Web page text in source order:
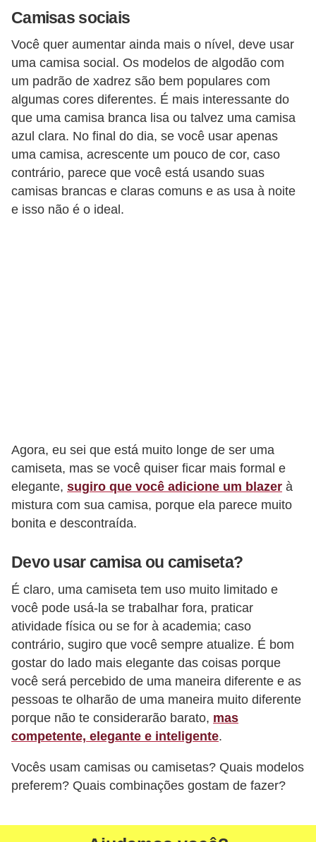
Camisas sociais
Você quer aumentar ainda mais o nível, deve usar
uma camisa social. Os modelos de algodão com
um padrão de xadrez são bem populares com
algumas cores diferentes. É mais interessante do
que uma camisa branca lisa ou talvez uma camisa
azul clara. No final do dia, se você usar apenas
uma camisa, acrescente um pouco de cor, caso
contrário, parece que você está usando suas
camisas brancas e claras comuns e as usa à noite
e isso não é o ideal.
Agora, eu sei que está muito longe de ser uma
camiseta, mas se você quiser ficar mais formal e
elegante, sugiro que você adicione um blazer à
mistura com sua camisa, porque ela parece muito
bonita e descontraída.
Devo usar camisa ou camiseta?
É claro, uma camiseta tem uso muito limitado e
você pode usá-la se trabalhar fora, praticar
atividade física ou se for à academia; caso
contrário, sugiro que você sempre atualize. É bom
gostar do lado mais elegante das coisas porque
você será percebido de uma maneira diferente e as
pessoas te olharão de uma maneira muito diferente
porque não te considerarão barato, mas
competente, elegante e inteligente.
Vocês usam camisas ou camisetas? Quais modelos
preferem? Quais combinações gostam de fazer?